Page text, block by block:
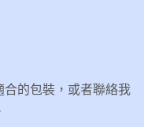
的包裝，或者聯絡我